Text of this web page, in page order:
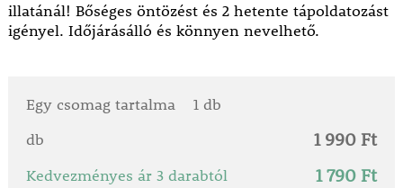
illatánál! Bőséges öntözést és 2 hetente tápoldatozást
igényel. Időjárásálló és könnyen nevelhető.
Egy csomag tartalma
1 db
db
1 990 Ft
Kedvezményes ár 3 darabtól 1 790 Ft